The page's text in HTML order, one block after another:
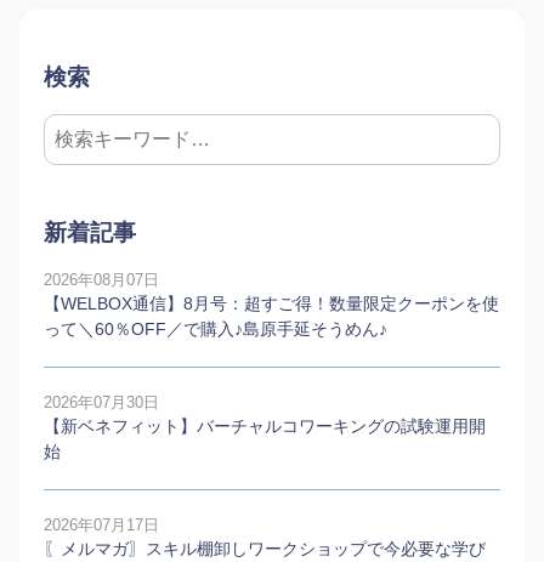
検索
新着記事
2026年08月07日
【WELBOX通信】8月号：超すご得！数量限定クーポンを使
って＼60％OFF／で購入♪島原手延そうめん♪
2026年07月30日
【新ベネフィット】バーチャルコワーキングの試験運用開
始
2026年07月17日
〖メルマガ〗スキル棚卸しワークショップで今必要な学び